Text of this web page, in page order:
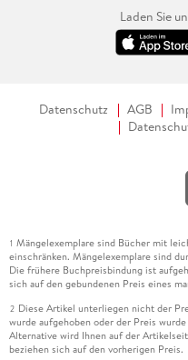
Laden Sie
Datenschutz AGB
1 Mängelexemplare sind Bücher mit
einschränken. Mängelexemplare sind
Die frühere Buchpreisbindung ist
sich auf den gebundenen Preis eines
2 Diese Artikel unterliegen nicht der
wurde aufgehoben oder der Preis
Alternative wird Ihnen auf der
beziehen sich auf den vorherigen Preis.